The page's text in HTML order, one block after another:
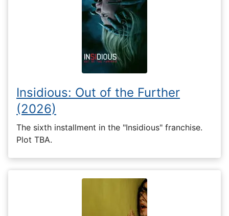
Insidious: Out of the Further
(2026)
The sixth installment in the "Insidious" franchise.
Plot TBA.